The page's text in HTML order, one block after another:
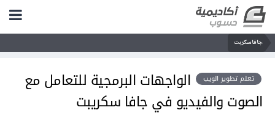
جافاسكربت
تعلم تطوير الويب
الواجهات البرمجية للتعامل مع
الصوت والفيديو في جافا سكريبت